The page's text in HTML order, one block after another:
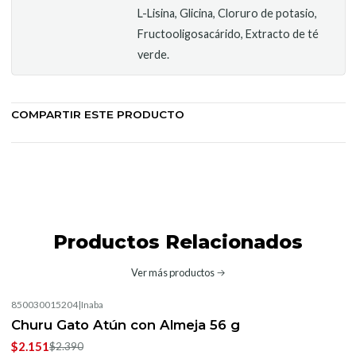
L-Lisina, Glicina, Cloruro de potasio,
Fructooligosacárido, Extracto de té
verde.
COMPARTIR ESTE PRODUCTO
Productos Relacionados
Ver más productos
850030015204|Inaba
Churu Gato Atún con Almeja 56 g
$2.151$2.390